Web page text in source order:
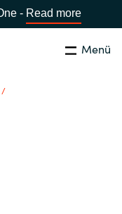
- Read more
Menü
Schließen